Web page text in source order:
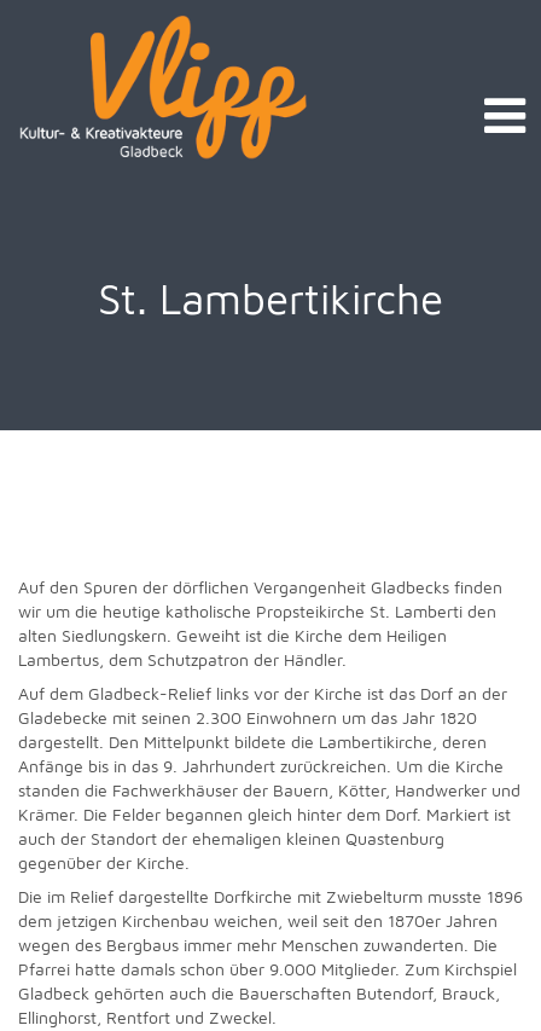
St. Lambertikirche
Auf den Spuren der dörflichen Vergangenheit Gladbecks finden
wir um die heutige katholische Propsteikirche St. Lamberti den
alten Siedlungskern. Geweiht ist die Kirche dem Heiligen
Lambertus, dem Schutzpatron der Händler.
Auf dem Gladbeck-Relief links vor der Kirche ist das Dorf an der
Gladebecke mit seinen 2.300 Einwohnern um das Jahr 1820
dargestellt. Den Mittelpunkt bildete die Lambertikirche, deren
Anfänge bis in das 9. Jahrhundert zurückreichen. Um die Kirche
standen die Fachwerkhäuser der Bauern, Kötter, Handwerker und
Krämer. Die Felder begannen gleich hinter dem Dorf. Markiert ist
auch der Standort der ehemaligen kleinen Quastenburg
gegenüber der Kirche.
Die im Relief dargestellte Dorfkirche mit Zwiebelturm musste 1896
dem jetzigen Kirchenbau weichen, weil seit den 1870er Jahren
wegen des Bergbaus immer mehr Menschen zuwanderten. Die
Pfarrei hatte damals schon über 9.000 Mitglieder. Zum Kirchspiel
Gladbeck gehörten auch die Bauerschaften Butendorf, Brauck,
Ellinghorst, Rentfort und Zweckel.